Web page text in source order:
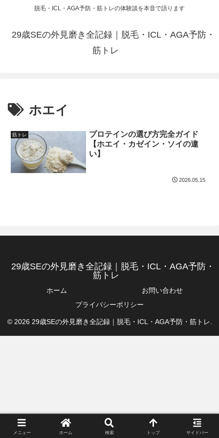
脱毛・ICL・AGA予防・筋トレの体験談を本音で語ります
29歳SEの外見磨き全記録｜脱毛・ICL・AGA予防・
筋トレ
ホエイ
筋トレ
プロテインの選び方完全ガイド
【ホエイ・カゼイン・ソイの違
い】
2026.05.15
29歳SEの外見磨き全記録｜脱毛・ICL・AGA予防・
筋トレ
ホーム
お問い合わせ
プライバシーポリシー
© 2026 29歳SEの外見磨き全記録｜脱毛・ICL・AGA予防・筋トレ.
メニュー ホーム 検索 トップ サイドバー